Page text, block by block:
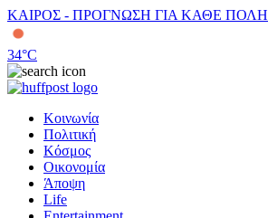
ΚΑΙΡΟΣ - ΠΡΟΓΝΩΣΗ ΓΙΑ ΚΑΘΕ ΠΟΛΗ
34°C
Κοινωνία
Πολιτική
Κόσμος
Οικονομία
Άποψη
Life